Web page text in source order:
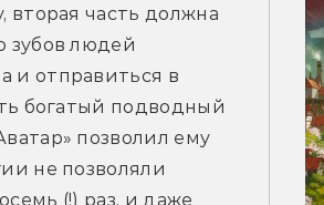
вторая часть должна
зубов людей
и отправиться в
богатый подводный
позволил ему
не позволяли
(!) раз, и даже